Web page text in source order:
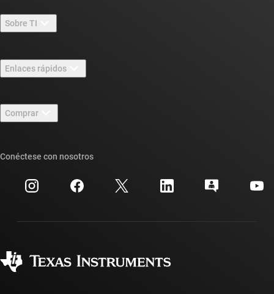
Sobre TI
Carreras laborales
Sala de redacción
Eventos
Relaciones con los inversionistas
Enlaces rápidos
Foros de soporte de diseño de TI E2E™
Búsqueda de referencias cruzadas
Centro de atención al cliente
Preguntas frecuentes sobre la cuenta myTI
Comprar
Preguntas frecuentes sobre pedidos
Conéctese con nosotros